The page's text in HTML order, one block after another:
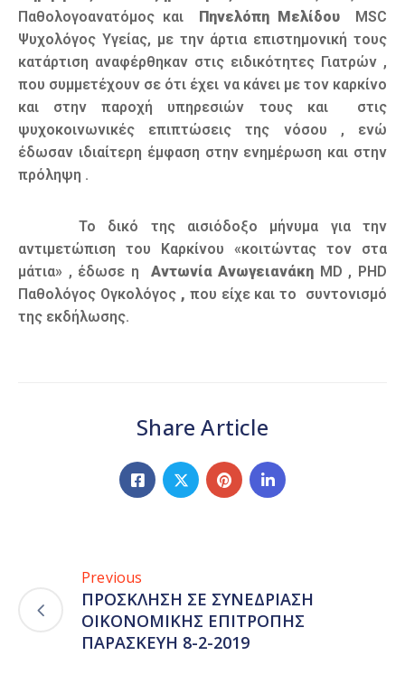
Παθολογοανατόμος και Πηνελόπη ΜελίδουMSC
Ψυχολόγος Υγείας, με την άρτια επιστημονική τους
κατάρτιση αναφέρθηκαν στις ειδικότητες Γιατρών ,
που συμμετέχουν σε ότι έχει να κάνει με τον καρκίνο
και στην παροχή υπηρεσιών τους και στις
ψυχοκοινωνικές επιπτώσεις της νόσου , ενώ
έδωσαν ιδιαίτερη έμφαση στην ενημέρωση και στην
πρόληψη .
Το δικό της αισιόδοξο μήνυμα για την
αντιμετώπιση του Καρκίνου «κοιτώντας τον στα
μάτια» , έδωσε η Αντωνία Ανωγειανάκη MD , PHD
Παθολόγος Ογκολόγος, που είχε και το συντονισμό
της εκδήλωσης.
Share Article
Previous
ΠΡΟΣΚΛΗΣΗ ΣΕ ΣΥΝΕΔΡΙΑΣΗ
ΟΙΚΟΝΟΜΙΚΗΣ ΕΠΙΤΡΟΠΗΣ
ΠΑΡΑΣΚΕΥΗ 8-2-2019